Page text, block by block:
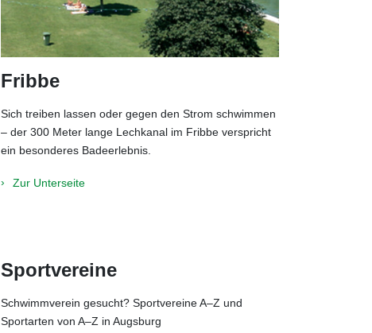
Fribbe
Sich treiben lassen oder gegen den Strom schwimmen
– der 300 Meter lange Lechkanal im Fribbe verspricht
ein besonderes Badeerlebnis.
Zur Unterseite
Sportvereine
Schwimmverein gesucht? Sportvereine A–Z und
Sportarten von A–Z in Augsburg